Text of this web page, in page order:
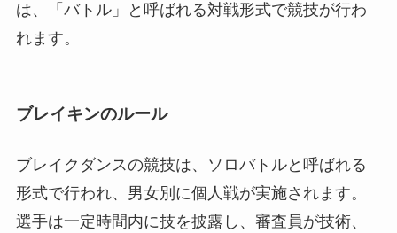
は、「バトル」と呼ばれる対戦形式で競技が行わ
れます。
ブレイキンのルール
ブレイクダンスの競技は、ソロバトルと呼ばれる
形式で行われ、男女別に個人戦が実施されます。
選手は一定時間内に技を披露し、審査員が技術、